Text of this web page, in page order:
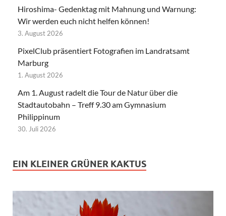
Hiroshima- Gedenktag mit Mahnung und Warnung:
Wir werden euch nicht helfen können!
3. August 2026
PixelClub präsentiert Fotografien im Landratsamt
Marburg
1. August 2026
Am 1. August radelt die Tour de Natur über die
Stadtautobahn – Treff 9.30 am Gymnasium
Philippinum
30. Juli 2026
EIN KLEINER GRÜNER KAKTUS